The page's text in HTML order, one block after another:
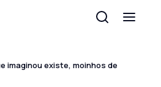
imaginou existe, moinhos de